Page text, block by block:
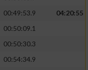
00:49:53.9
04:20:55
00:50:09.1
00:50:30.3
00:54:34.9